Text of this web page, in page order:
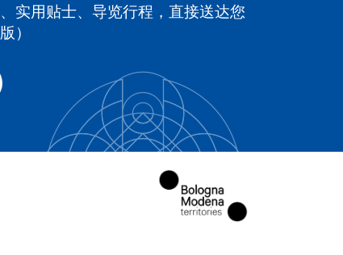
实用贴士、导览行程，直接送达您
）